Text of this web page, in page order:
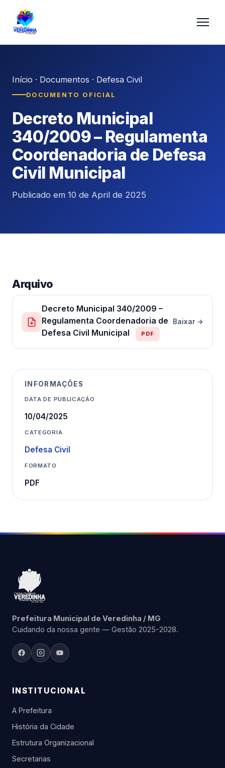
Início · Documentos · Defesa Civil
DOCUMENTO OFICIAL
Decreto Municipal
340/2009 – Regulamenta
Coordenadoria de Defesa
Civil Municipal
Publicado em 10 de April de 2025
Arquivo
Decreto Municipal 340/2009 –
Regulamenta Coordenadoria de
Defesa Civil Municipal
PDF
Baixar →
INFORMAÇÕES
DATA DE PUBLICAÇÃO
10/04/2025
CATEGORIA
Defesa Civil
FORMATO
PDF
Prefeitura Municipal de Veredinha / MG
Cuidando da nossa gente — Gestão 2025-2028.
INSTITUCIONAL
A Prefeitura
História da Cidade
Estrutura Organizacional
Secretarias